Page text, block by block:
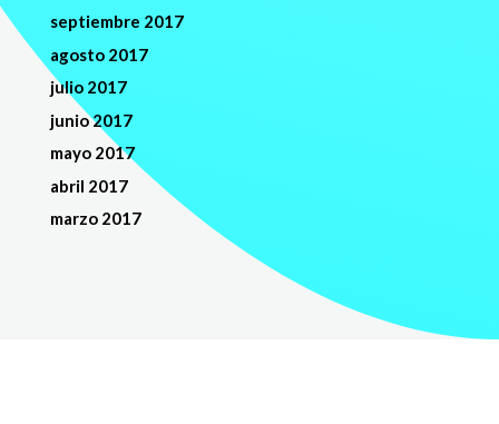
septiembre 2017
agosto 2017
julio 2017
junio 2017
mayo 2017
abril 2017
marzo 2017